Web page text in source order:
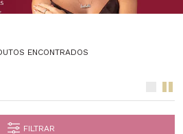
ENCONTRADOS
FILTRAR